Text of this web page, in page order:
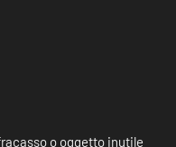
o oggetto inutile